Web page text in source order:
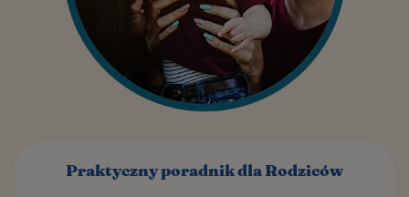
Praktyczny poradnik dla Rodziców